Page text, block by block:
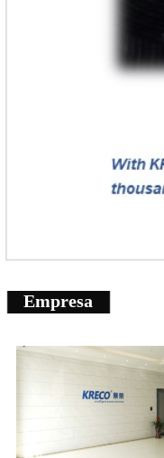
Empresa